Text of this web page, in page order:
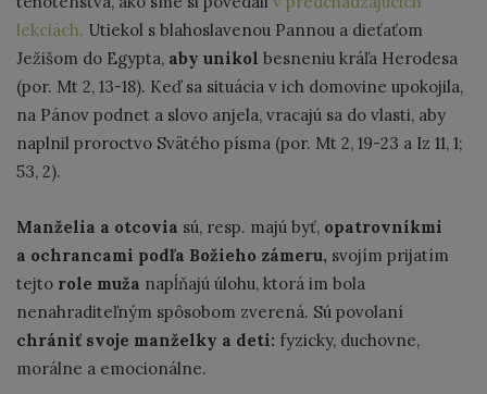
lekciách. Utiekol s blahoslavenou Pannou a dieťaťom
Ježišom do Egypta, aby unikol besneniu kráľa Herodesa
(por. Mt 2, 13-18). Keď sa situácia v ich domovine upokojila,
na Pánov podnet a slovo anjela, vracajú sa do vlasti, aby
naplnil proroctvo Svätého písma (por. Mt 2, 19-23 a Iz 11, 1;
53, 2).
Manželia a otcovia sú, resp. majú byť, opatrovníkmi
a ochrancami podľa Božieho zámeru, svojím prijatím
tejto role muža napĺňajú úlohu, ktorá im bola
nenahraditeľným spôsobom zverená. Sú povolaní
chrániť svoje manželky a deti: fyzicky, duchovne,
morálne a emocionálne.